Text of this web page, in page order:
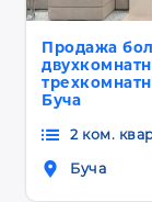
Продажа
Буча
2 ком.
Буча